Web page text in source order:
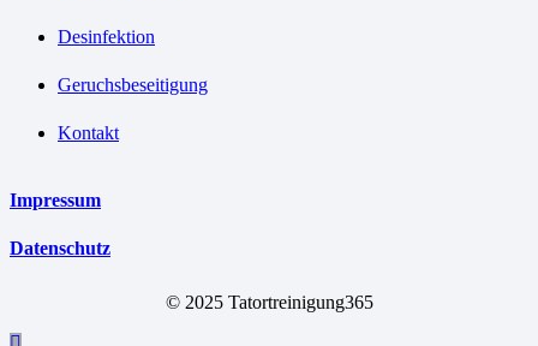
Desinfektion
Geruchsbeseitigung
Kontakt
Impressum
Datenschutz
© 2025 Tatortreinigung365